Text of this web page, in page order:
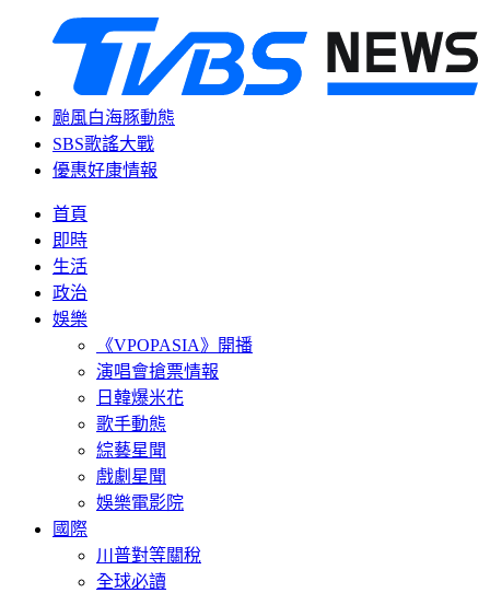
颱風白海豚動態
SBS歌謠大戰
優惠好康情報
首頁
即時
生活
政治
娛樂
《VPOPASIA》開播
演唱會搶票情報
日韓爆米花
歌手動態
綜藝星聞
戲劇星聞
娛樂電影院
國際
川普對等關稅
全球必讀